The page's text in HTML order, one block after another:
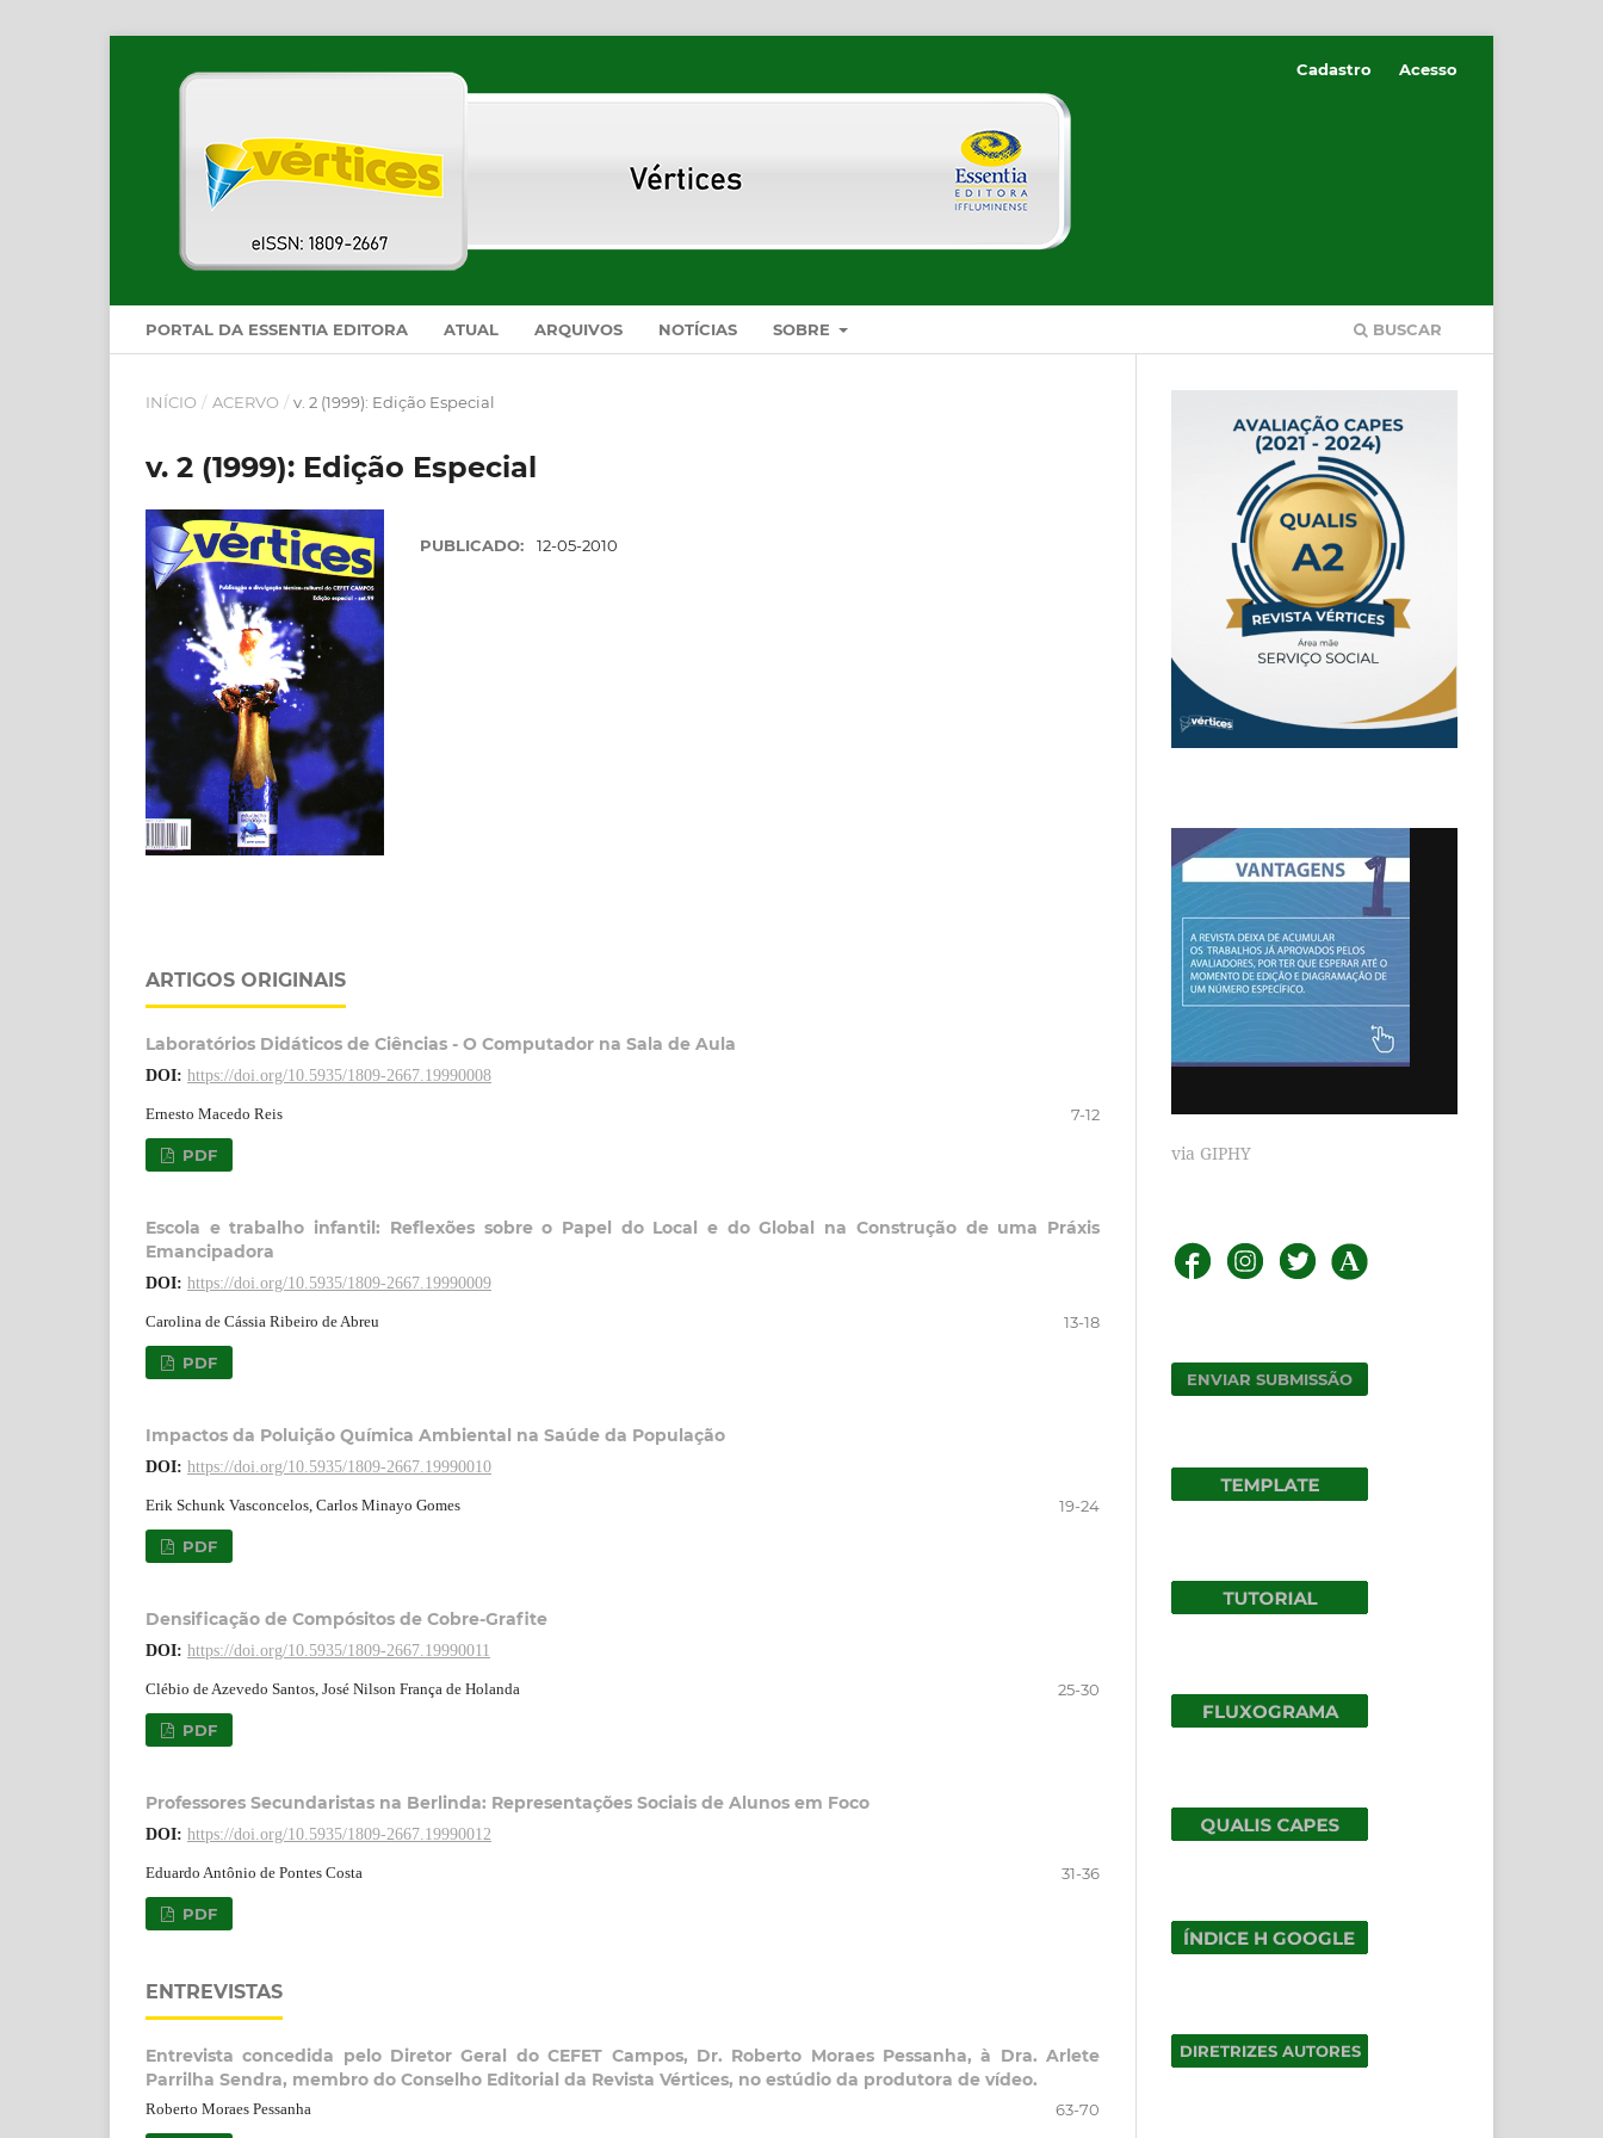
PORTAL DA ESSENTIA EDITORA ATUAL ARQUIVOS NOTÍCIAS SOBRE BUSCAR
Cadastro Acesso
INÍCIO / ACERVO / v. 2 (1999): Edição Especial
v. 2 (1999): Edição Especial
PUBLICADO: 12-05-2010
ARTIGOS ORIGINAIS
Laboratórios Didáticos de Ciências - O Computador na Sala de Aula
DOI: https://doi.org/10.5935/1809-2667.19990008
Ernesto Macedo Reis 7-12
PDF
Escola e trabalho infantil: Reflexões sobre o Papel do Local e do Global na Construção de uma Práxis
Emancipadora
DOI: https://doi.org/10.5935/1809-2667.19990009
Carolina de Cássia Ribeiro de Abreu 13-18
PDF
Impactos da Poluição Química Ambiental na Saúde da População
DOI: https://doi.org/10.5935/1809-2667.19990010
Erik Schunk Vasconcelos, Carlos Minayo Gomes 19-24
PDF
Densificação de Compósitos de Cobre-Grafite
DOI: https://doi.org/10.5935/1809-2667.19990011
Clébio de Azevedo Santos, José Nilson França de Holanda 25-30
PDF
Professores Secundaristas na Berlinda: Representações Sociais de Alunos em Foco
DOI: https://doi.org/10.5935/1809-2667.19990012
Eduardo Antônio de Pontes Costa 31-36
PDF
ENTREVISTAS
Entrevista concedida pelo Diretor Geral do CEFET Campos, Dr. Roberto Moraes Pessanha, à Dra. Arlete
Parrilha Sendra, membro do Conselho Editorial da Revista Vértices, no estúdio da produtora de vídeo.
Roberto Moraes Pessanha 63-70
via GIPHY
ENVIAR SUBMISSÃO